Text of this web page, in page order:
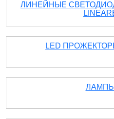
ЛИНЕЙНЫЕ
LED
ЛАМПЫ